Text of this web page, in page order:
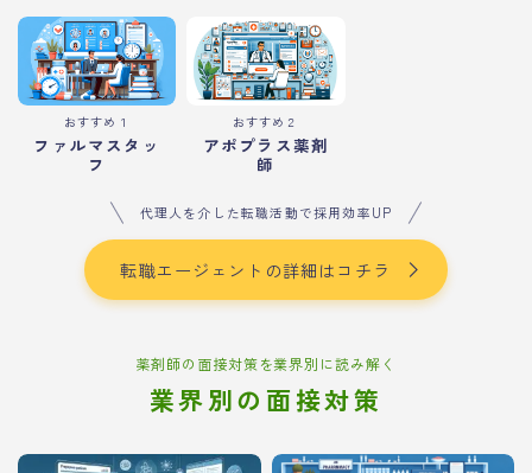
おすすめ１
ファルマスタッ
フ
おすすめ２
アポプラス薬剤
師
代理人を介した転職活動で採用効率UP
転職エージェントの詳細はコチラ
薬剤師の面接対策を業界別に読み解く
業界別の面接対策